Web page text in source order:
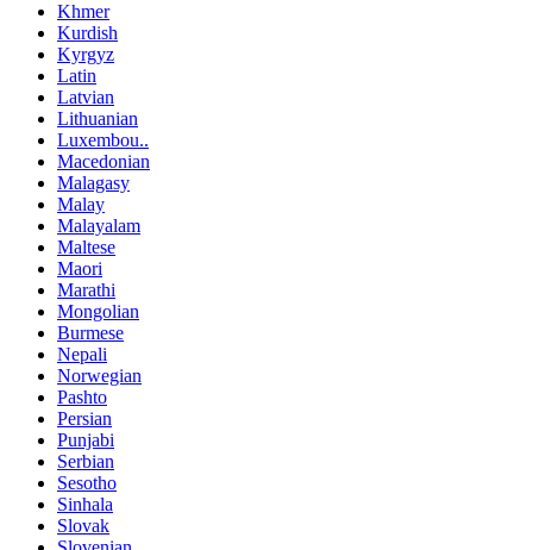
Khmer
Kurdish
Kyrgyz
Latin
Latvian
Lithuanian
Luxembou..
Macedonian
Malagasy
Malay
Malayalam
Maltese
Maori
Marathi
Mongolian
Burmese
Nepali
Norwegian
Pashto
Persian
Punjabi
Serbian
Sesotho
Sinhala
Slovak